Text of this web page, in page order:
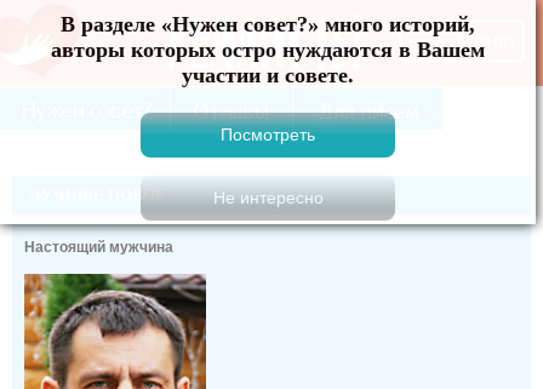
В разделе «Нужен совет?» много историй, авторы
которых остро нуждаются в Вашем участии и
совете.
Меню
ЛУЧШЕЕ НОВОЕ
Настоящий мужчина